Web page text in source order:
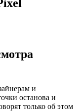
и
останова и
только об этом